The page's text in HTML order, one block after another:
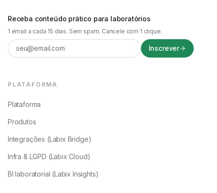
Receba conteúdo prático para laboratórios
1 email a cada 15 dias. Sem spam. Cancele com 1 clique.
Inscrever
PLATAFORMA
Plataforma
Produtos
Integrações (Labix Bridge)
Infra & LGPD (Labix Cloud)
BI laboratorial (Labix Insights)